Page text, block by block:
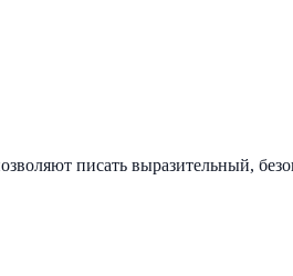
писать выразительный,